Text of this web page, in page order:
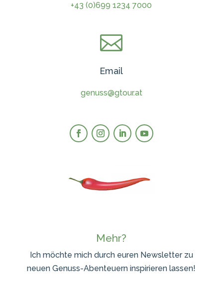
+43 (0)699 1234 7000

Email
genuss@gtour.at
Mehr?
Ich möchte mich durch euren Newsletter zu
neuen Genuss-Abenteuern inspirieren lassen!